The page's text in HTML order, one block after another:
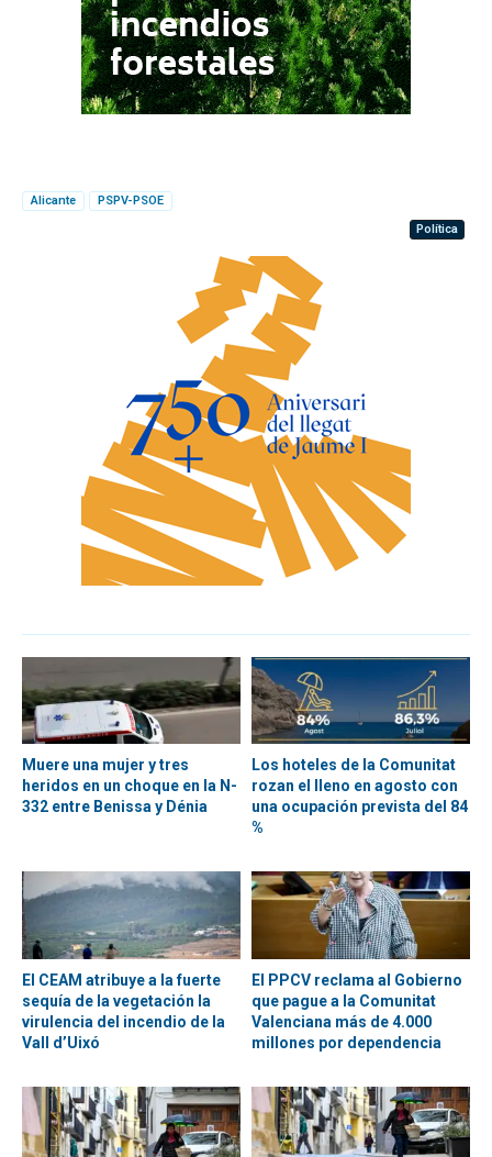
Alicante
PSPV-PSOE
Política
Muere una mujer y tres
heridos en un choque en la N-
332 entre Benissa y Dénia
Los hoteles de la Comunitat
rozan el lleno en agosto con
una ocupación prevista del 84
%
El CEAM atribuye a la fuerte
sequía de la vegetación la
virulencia del incendio de la
Vall d’Uixó
El PPCV reclama al Gobierno
que pague a la Comunitat
Valenciana más de 4.000
millones por dependencia